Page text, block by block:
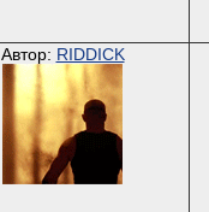
Автор: RIDDICK